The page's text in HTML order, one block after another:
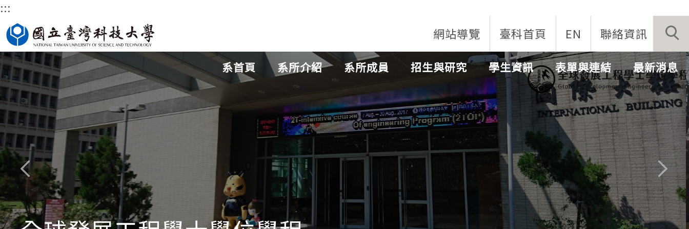
跳
到
主
要
內
容
區
:::
網站導覽 臺科首頁 EN 聯絡資訊
系首頁 系所介紹 系所成員 招生與研究 學生資訊 表單與連結 最新消息